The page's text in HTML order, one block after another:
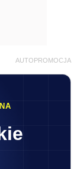
AUTOPROMOCJA